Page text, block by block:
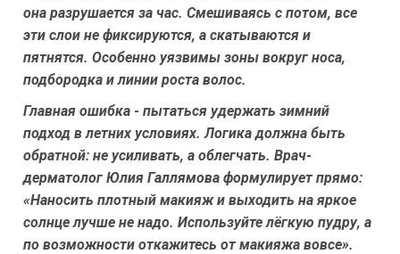
она разрушается за час. Смешиваясь с потом, все
эти слои не фиксируются, а скатываются и
пятнятся. Особенно уязвимы зоны вокруг носа,
подбородка и линии роста волос.
Главная ошибка - пытаться удержать зимний
подход в летних условиях. Логика должна быть
обратной: не усиливать, а облегчать. Врач-
дерматолог Юлия Галлямова формулирует прямо:
«Наносить плотный макияж и выходить на яркое
солнце лучше не надо. Используйте лёгкую пудру, а
по возможности откажитесь от макияжа вовсе».